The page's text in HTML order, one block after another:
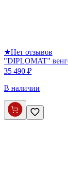
★Нет отзывов
"DIPLOMAT"
35 490 ₽
В наличии